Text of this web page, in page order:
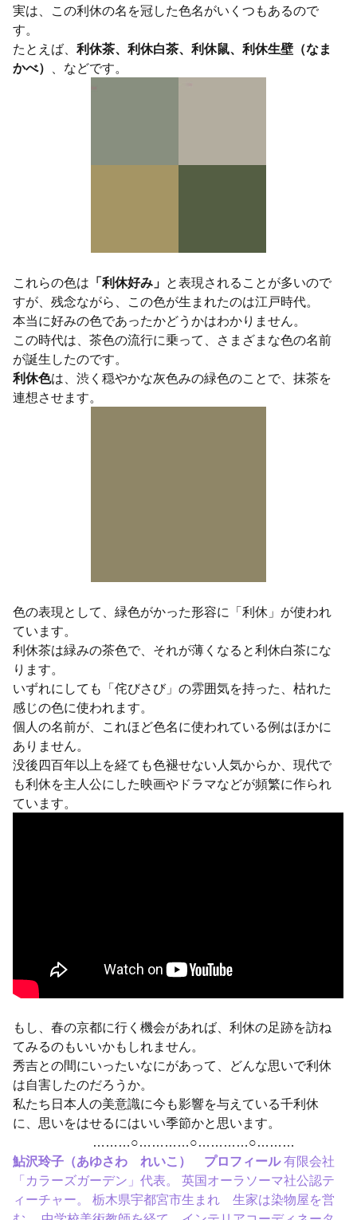
実は、この利休の名を冠した色名がいくつもあるので
す。
たとえば、利休茶、利休白茶、利休鼠、利休生壁（なま
かべ）
、などです。
これらの色は 「利休好み」 と表現されることが多いので
すが、残念ながら、この色が生まれたのは江戸時代。
本当に好みの色であったかどうかはわかりません。
この時代は、茶色の流行に乗って、さまざまな色の名前
が誕生したのです。
利休色は、渋く穏やかな灰色みの緑色のことで、抹茶を
連想させます。
色の表現として、緑色がかった形容に「利休」が使われ
ています。
利休茶は緑みの茶色で、それが薄くなると利休白茶にな
ります。
いずれにしても「侘びさび」の雰囲気を持った、枯れた
感じの色に使われます。
個人の名前が、これほど色名に使われている例はほかに
ありません。
没後四百年以上を経ても色褪せない人気からか、現代で
も利休を主人公にした映画やドラマなどが頻繁に作られ
ています。
もし、春の京都に行く機会があれば、利休の足跡を訪ね
てみるのもいいかもしれません。
秀吉との間にいったいなにがあって、どんな思いで利休
は自害したのだろうか。
私たち日本人の美意識に今も影響を与えている千利休
に、思いをはせるにはいい季節かと思います。
………○…………○…………○………
鮎沢玲子（あゆさわ れいこ） プロフィール有限会社
「カラーズガーデン」代表。 英国オーラソーマ社公認テ
ィーチャー。 栃木県宇都宮市生まれ 生家は染物屋を営